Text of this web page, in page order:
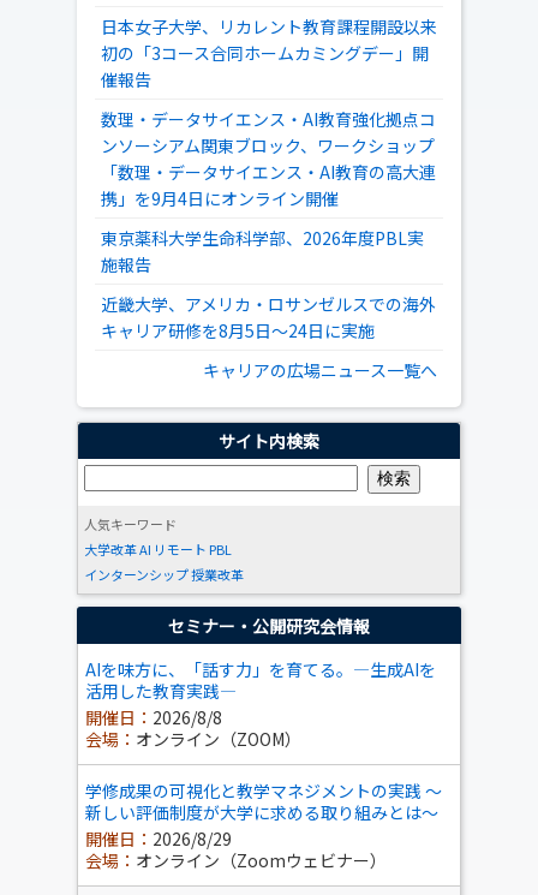
日本女子大学、リカレント教育課程開設以来
初の「3コース合同ホームカミングデー」開
催報告
数理・データサイエンス・AI教育強化拠点コ
ンソーシアム関東ブロック、ワークショップ
「数理・データサイエンス・AI教育の高大連
携」を9月4日にオンライン開催
東京薬科大学生命科学部、2026年度PBL実
施報告
近畿大学、アメリカ・ロサンゼルスでの海外
キャリア研修を8月5日～24日に実施
キャリアの広場ニュース一覧へ
サイト内検索
人気キーワード
大学改革AI リモート PBL
インターンシップ授業改革
セミナー・公開研究会情報
AIを味方に、「話す力」を育てる。―生成AIを
活用した教育実践―
開催日： 2026/8/8
会場： オンライン（ZOOM）
学修成果の可視化と教学マネジメントの実践 ～
新しい評価制度が大学に求める取り組みとは～
開催日： 2026/8/29
会場： オンライン（Zoomウェビナー）